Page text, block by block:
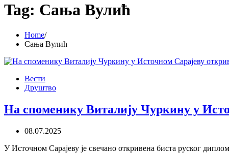
Tag: Сања Вулић
Home
Сања Вулић
Вести
Друштво
На споменику Виталију Чуркину у
08.07.2025
У Источном Сарајеву је свечано откривена биста руског